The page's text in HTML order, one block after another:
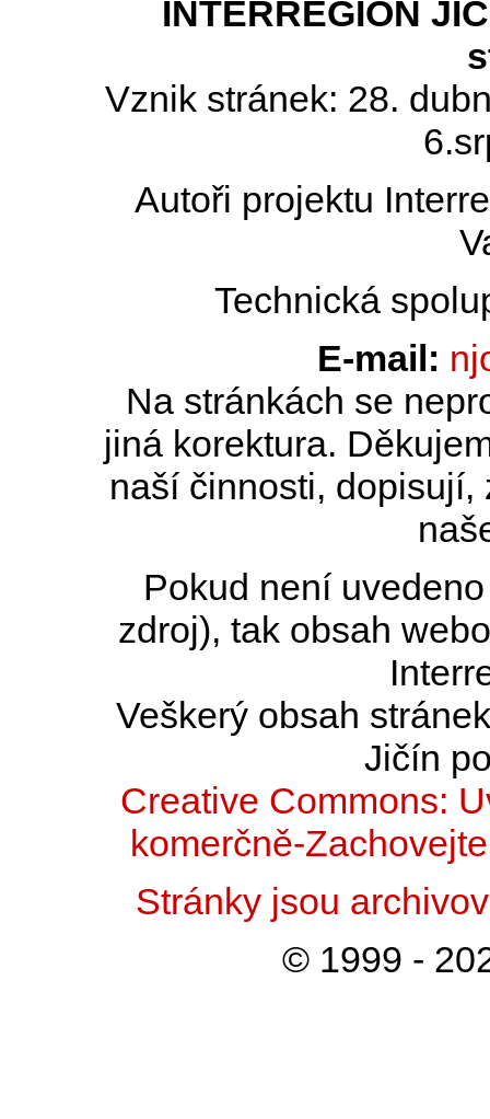
INTERREGION
Vznik stránek: 28.
Autoři projektu
Technická
E-mail:
Na stránkách se
jiná korektura.
naší činnosti,
Pokud není
zdroj), tak obsah
Veškerý obsah
Jičín
Creative Commons:
komerčně-
Stránky jsou
© 1999 -